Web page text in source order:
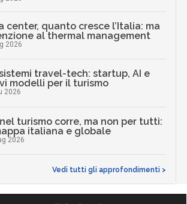
center, quanto cresce l’Italia: ma
al thermal management
2026
travel-tech: startup, AI e
modelli per il turismo
2026
nel turismo corre, ma non per tutti:
italiana e globale
2026
Vedi tutti gli approfondimenti >